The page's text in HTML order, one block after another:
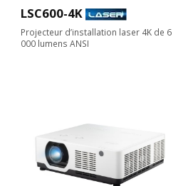
LSC600-4K
Projecteur d’installation laser 4K de 6
000 lumens ANSI